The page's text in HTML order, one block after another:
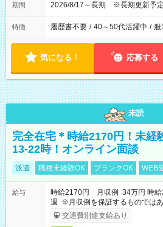
期間 2026/8/17～長期 ※長期更新予
特徴 履歴書不要 / 40～50代活躍中 / 服
気になる！ 応募する
未読
完全在宅＊時給2170円！未経
13-22時！オンライン面談
派遣 職種未経験OK ブランクOK WEB
給与
時給2170円 月収例 34万円 時給
週 ※月収例を保証するものでは
ービス利用可（利用条件有）
交通費別途支給あり